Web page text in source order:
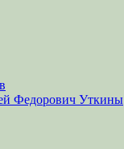
Федорович Уткины